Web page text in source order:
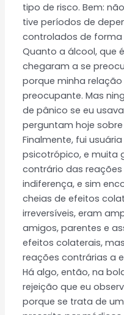
tipo de risco. Bem:
tive períodos de
controlados de
Quanto a álcool, que
chegaram a se
porque minha
preocupante. Mas
de pânico se eu
perguntam hoje
Finalmente, fui
psicotrópico, e muita
contrário das
indiferença, e sim
cheias de efeitos
irreversíveis, eram
amigos, parentes e
efeitos colaterais,
reações contrárias a
Há algo, então, na
rejeição que eu
porque se trata de